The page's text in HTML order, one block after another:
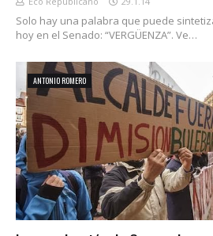
Solo hay una palabra que puede
hoy en el Senado: “VERGÜENZA”. Ve…
ANTONIO ROMERO